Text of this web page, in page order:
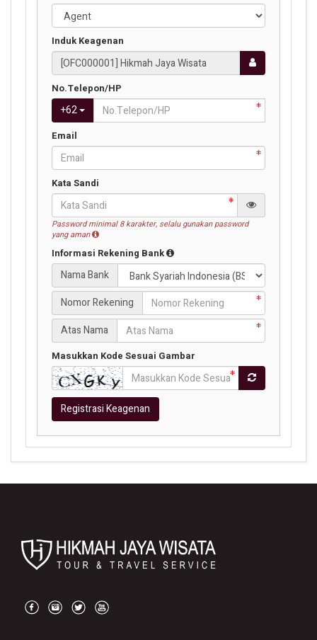
Induk Keagenan
No.Telepon/HP
+62
Email
Kata Sandi
Password minimal 8 karakter, selalu gunakan password
yang aman
Informasi Rekening Bank
Nama Bank
Nomor Rekening
Atas Nama
Masukkan Kode Sesuai Gambar
Registrasi Keagenan